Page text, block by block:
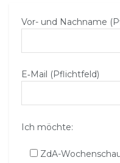
Vor- und Nachname
E‑Mail (Pflichtfeld)
Ich möchte:
ZdA-